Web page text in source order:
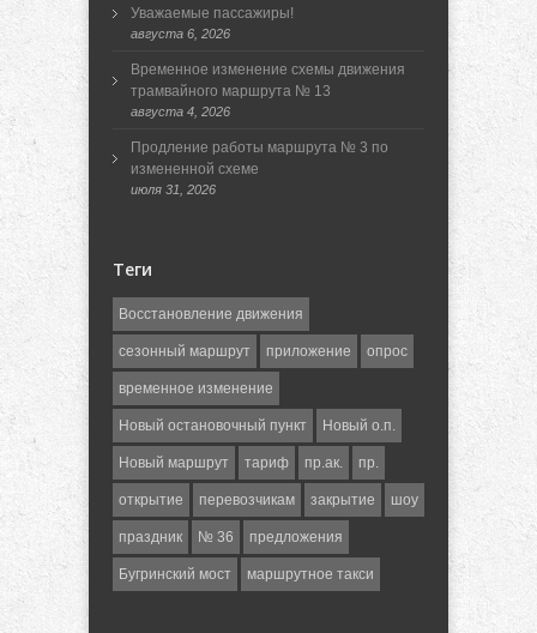
Уважаемые пассажиры!
августа 6, 2026
Временное изменение схемы движения
трамвайного маршрута № 13
августа 4, 2026
Продление работы маршрута № 3 по
измененной схеме
июля 31, 2026
Теги
Восстановление движения
сезонный маршрут приложение опрос
временное изменение
Новый остановочный пункт Новый о.п.
Новый маршрут тариф пр.ак. пр.
открытие перевозчикам закрытие шоу
праздник № 36 предложения
Бугринский мост маршрутное такси